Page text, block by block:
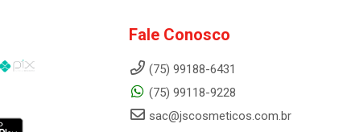
Fale Conosco
(75) 99188-6431
(75) 99118-9228
sac@jscosmeticos.com.br